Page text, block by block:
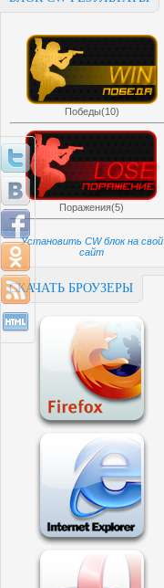
Победы(10)
Поражения(5)
Установить CW блок на свой
сайт
СКАЧАТЬ БРОУЗЕРЫ